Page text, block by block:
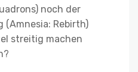
noch der
(Amnesia: Rebirth)
streitig machen